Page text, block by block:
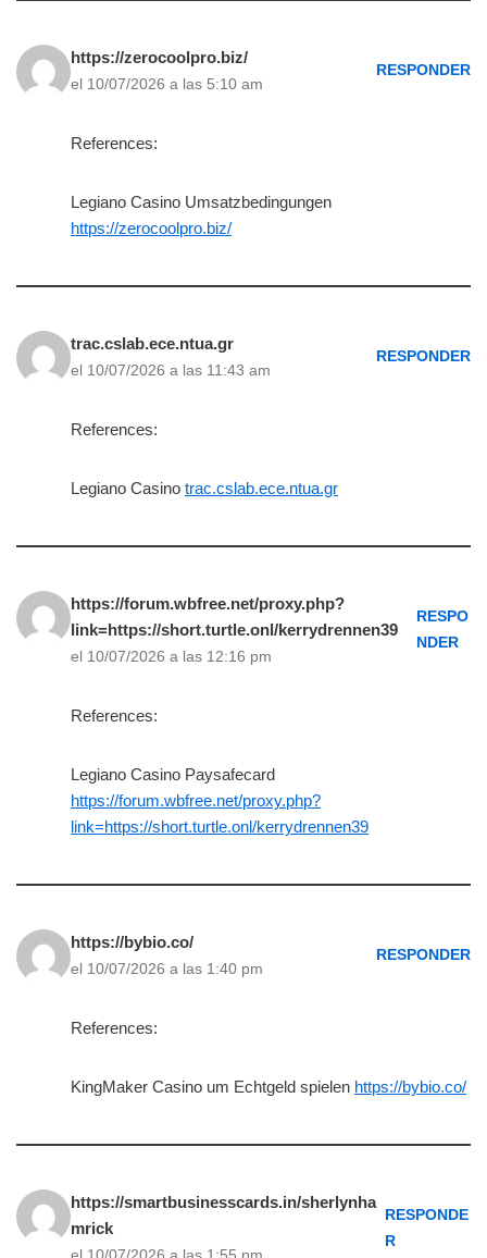
https://zerocoolpro.biz/
el 10/07/2026 a las 5:10 am
RESPONDER
References:
Legiano Casino Umsatzbedingungen
https://zerocoolpro.biz/
trac.cslab.ece.ntua.gr
el 10/07/2026 a las 11:43 am
RESPONDER
References:
Legiano Casino trac.cslab.ece.ntua.gr
https://forum.wbfree.net/proxy.php?
link=https://short.turtle.onl/kerrydrennen39
el 10/07/2026 a las 12:16 pm
RESPO
NDER
References:
Legiano Casino Paysafecard
https://forum.wbfree.net/proxy.php?
link=https://short.turtle.onl/kerrydrennen39
https://bybio.co/
el 10/07/2026 a las 1:40 pm
RESPONDER
References:
KingMaker Casino um Echtgeld spielen https://bybio.co/
https://smartbusinesscards.in/sherlynha
mrick
RESPONDE
R